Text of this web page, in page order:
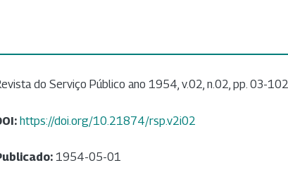
do Serviço Público ano 1954, v.02, n.02, pp. 03-102.
https://doi.org/10.21874/rsp.v2i02
1954-05-01